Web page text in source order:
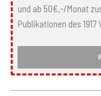
und ab 50€,-/Monat
Publikationen des